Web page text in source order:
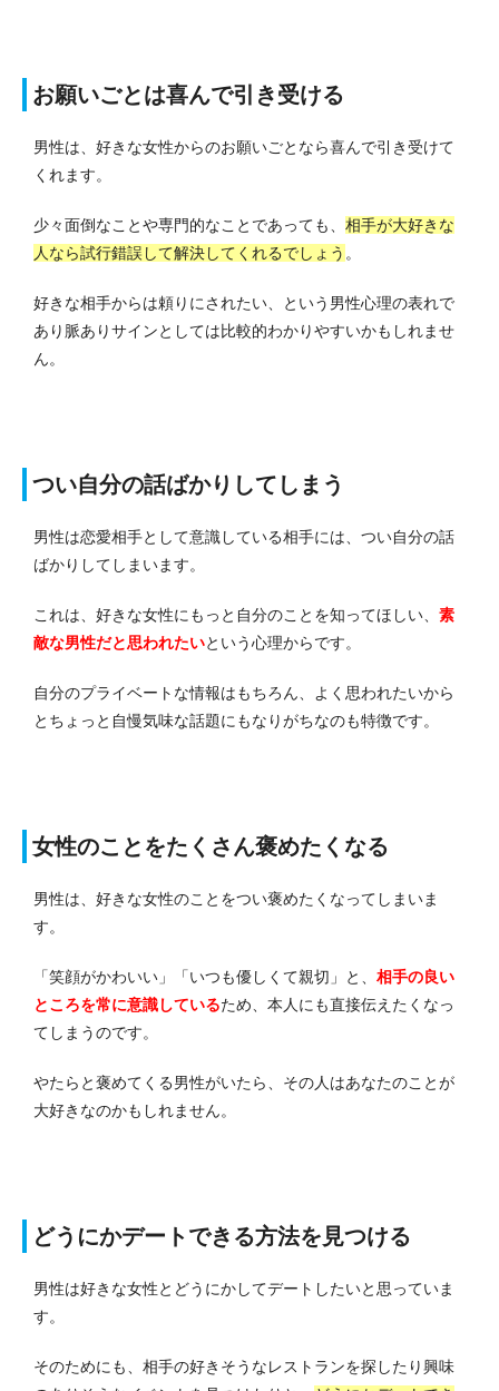
お願いごとは喜んで引き受ける
男性は、好きな女性からのお願いごとなら喜んで引き受けて
くれます。
少々面倒なことや専門的なことであっても、 相手が大好きな
人なら試行錯誤して解決してくれるでしょう 。
好きな相手からは頼りにされたい、という男性心理の表れで
あり脈ありサインとしては比較的わかりやすいかもしれませ
ん。
つい自分の話ばかりしてしまう
男性は恋愛相手として意識している相手には、つい自分の話
ばかりしてしまいます。
これは、好きな女性にもっと自分のことを知ってほしい、 素
敵な男性だと思われたいという心理からです。
自分のプライベートな情報はもちろん、よく思われたいから
とちょっと自慢気味な話題にもなりがちなのも特徴です。
女性のことをたくさん褒めたくなる
男性は、好きな女性のことをつい褒めたくなってしまいま
す。
「笑顔がかわいい」「いつも優しくて親切」と、 相手の良い
ところを常に意識しているため、本人にも直接伝えたくなっ
てしまうのです。
やたらと褒めてくる男性がいたら、その人はあなたのことが
大好きなのかもしれません。
どうにかデートできる方法を見つける
男性は好きな女性とどうにかしてデートしたいと思っていま
す。
そのためにも、相手の好きそうなレストランを探したり興味